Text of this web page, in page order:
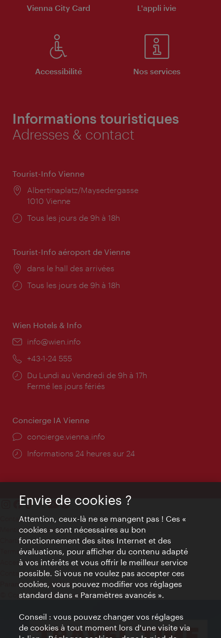
Vienna City Card L'appli ivie
Accessibilité Nos services
Informations touristiques
Adresses & contact
Tourist-Info Vienne
Lieu:
Albertinaplatz/Maysedergasse
1010 Vienne
Horaires
Tous les jours de 9h à 18h
Tourist-Info aéroport de Vienne
Lieu:
dans le hall des arrivées
Horaires
Tous les jours de 9h à 18h
Wien Hotels & Info
E-
info@wien.info
Téléphone:
+43-1-24 555
Horaires
d'ouverture:
Du Lundi au Vendredi de 9h à 17h
Fermé les jours fériés
Concierge IA Vienne
Ort:
concierge.vienna.info
Öffnungszeiten:
Informations 24 heures sur 24
Contact
Mentions obligatoires
Charte sur le respect de la vie privée
Terms of Use
Accessibilité
Contact presse
Paramètres de cookies
© Copyright WienTourismus
Envie de cookies ?
Attention, ceux-là ne se mangent pas ! Ces «
cookies » sont nécessaires au bon
fonctionnement des sites Internet et des
évaluations, pour afficher du contenu adapté
à vos intérêts et vous offrir le meilleur service
possible. Si vous ne voulez pas accepter ces
cookies, vous pouvez modifier vos réglages
standard dans « Paramètres avancés ».
Conseil : vous pouvez changer vos réglages
de cookies à tout moment lors d'une visite via